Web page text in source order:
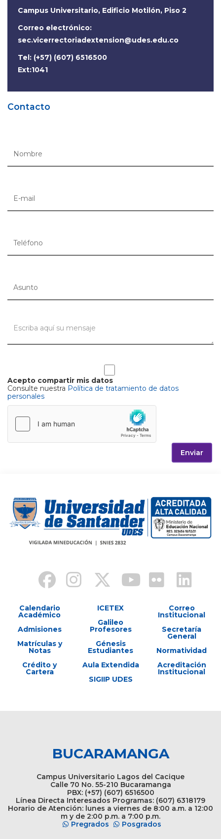
Campus Universitario, Edificio Motilón, Piso 2
Correo electrónico:
sec.vicerrectoriadextension@udes.edu.co
Tel: (+57) (607) 6516500
Ext:1041
Contacto
Acepto compartir mis datos
Consulte nuestra Política de tratamiento de datos
personales
Enviar
Calendario
Académico
Admisiones
Matrículas y
Notas
Crédito y
Cartera
ICETEX
Galileo
Profesores
Génesis
Estudiantes
Aula Extendida
SIGIIP UDES
Correo
Institucional
Secretaría
General
Normatividad
Acreditación
Institucional
BUCARAMANGA
Campus Universitario Lagos del Cacique
Calle 70 No. 55-210 Bucaramanga
PBX: (+57) (607) 6516500
Línea Directa Interesados Programas: (607) 6318179
Horario de Atención: lunes a viernes de 8:00 a.m. a 12:00
m y de 2:00 p.m. a 7:00 p.m.
Pregrados
Posgrados